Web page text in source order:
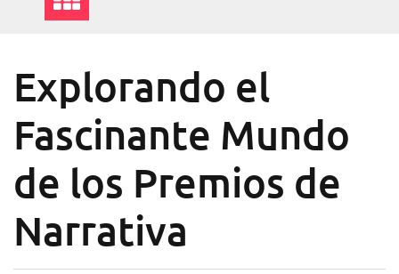
Explorando el
Fascinante Mundo
de los Premios de
Narrativa